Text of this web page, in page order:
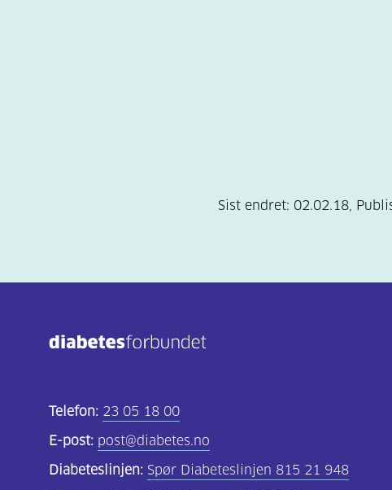
Sist endret: 02.02.18,
Telefon: 23 05 18 00
E-post: post@diabetes.no
Diabeteslinjen: Spør Diabeteslinjen 815 21 948